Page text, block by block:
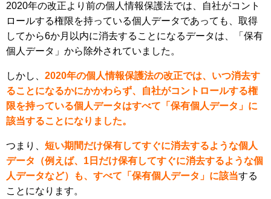
2020年の改正より前の個人情報保護法では、自社がコント
ロールする権限を持っている個人データであっても、取得
してから6か月以内に消去することになるデータは、「保有
個人データ」から除外されていました。
しかし、 2020年の個人情報保護法の改正では、いつ消去す
ることになるかにかかわらず、自社がコントロールする権
限を持っている個人データはすべて「保有個人データ」に
該当することになりました。
つまり、 短い期間だけ保有してすぐに消去するような個人
データ（例えば、1日だけ保有してすぐに消去するような個
人データなど）も、すべて「保有個人データ」に該当する
ことになります。